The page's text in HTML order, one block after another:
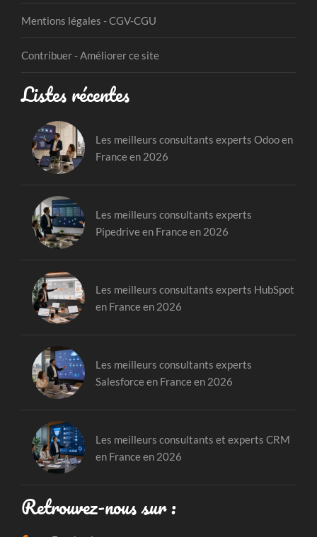
Mentions légales - CGV-CGU
Contribuer - Améliorer ce site
Listes récentes
Les meilleurs consultants experts Odoo en
France en 2026
Les meilleurs consultants experts
Pipedrive en France en 2026
Les meilleurs consultants experts HubSpot
en France en 2026
Les meilleurs consultants experts
Salesforce en France en 2026
Les meilleurs consultants et experts CRM
en France en 2026
Retrouvez-nous sur :